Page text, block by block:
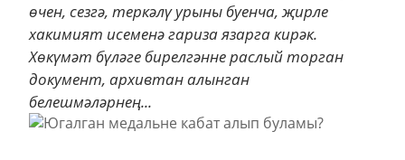
өчен, сезгә, теркәлү урыны буенча, җирле
хакимият исеменә гариза язарга кирәк.
Хөкүмәт бүләге бирелгәнне раслый торган
документ, архивтан алынган
белешмәләрнең...